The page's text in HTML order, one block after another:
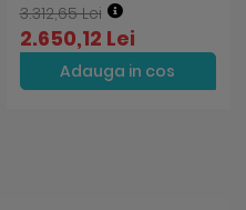
3.312,65 Lei
2.650,12 Lei
Adauga in cos